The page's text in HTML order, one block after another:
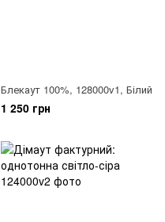
Блекаут 100%, 128000v1, Білий
1 250 грн